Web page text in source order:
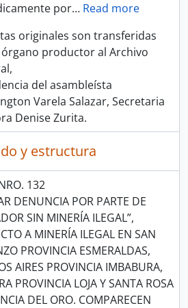
por… Read more
originales son transferidas
productor al Archivo
del asambleísta
Varela Salazar, Secretaria
Denise Zurita.
y estructura
132
DENUNCIA POR PARTE DE
SIN MINERÍA ILEGAL”,
A MINERÍA ILEGAL EN SAN
PROVINCIA ESMERALDAS,
AIRES PROVINCIA IMBABURA,
PROVINCIA LOJA Y SANTA ROSA
DEL ORO. COMPARECEN